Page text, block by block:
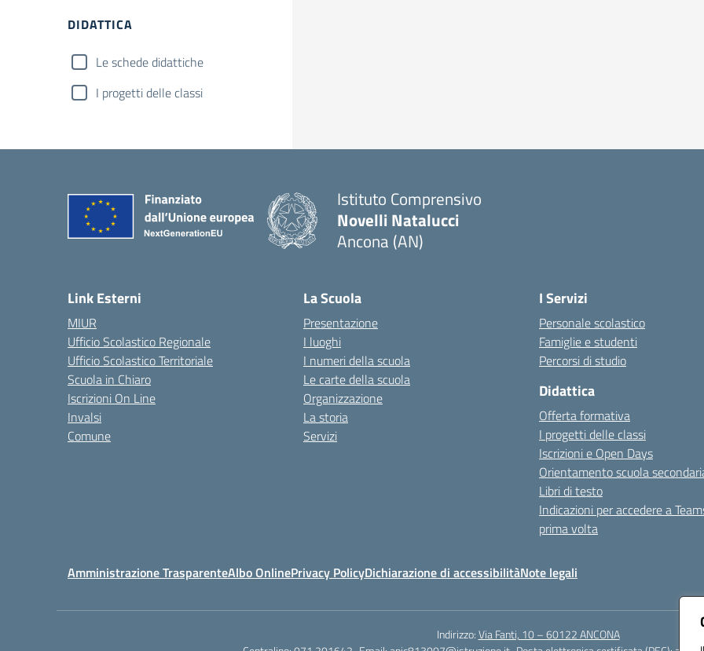
DIDATTICA
Le schede didattiche
I progetti delle classi
Istituto Comprensivo
Novelli Natalucci
Ancona (AN)
Link Esterni
MIUR
Ufficio Scolastico Regionale
Ufficio Scolastico Territoriale
Scuola in Chiaro
Iscrizioni On Line
Invalsi
Comune
La Scuola
Presentazione
I luoghi
I numeri della scuola
Le carte della scuola
Organizzazione
La storia
Servizi
I Servizi
Personale scolastico
Famiglie e studenti
Percorsi di studio
Didattica
Offerta formativa
I progetti delle classi
Iscrizioni e Open Days
Orientamento scuola
Libri di testo
Indicazioni per accedere a
prima volta
Amministrazione TrasparenteAlbo OnlinePrivacy PolicyDichiarazione di accessibilitàNote legali
Indirizzo:Via Fanti, 10 – 60122 ANCONA